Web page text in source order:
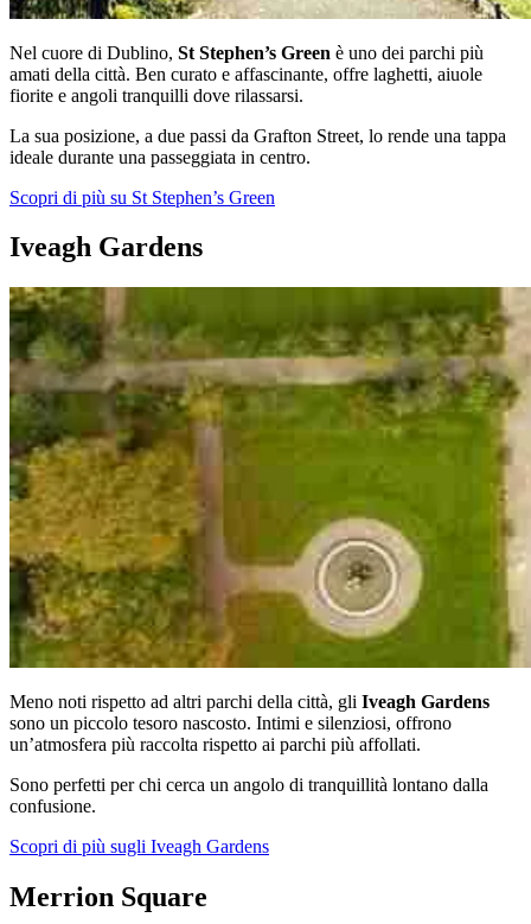
Nel cuore di Dublino, St Stephen’s Green è uno dei parchi più
amati della città. Ben curato e affascinante, offre laghetti, aiuole
fiorite e angoli tranquilli dove rilassarsi.
La sua posizione, a due passi da Grafton Street, lo rende una tappa
ideale durante una passeggiata in centro.
Scopri di più su St Stephen’s Green
Iveagh Gardens
Meno noti rispetto ad altri parchi della città, gli Iveagh Gardens
sono un piccolo tesoro nascosto. Intimi e silenziosi, offrono
un’atmosfera più raccolta rispetto ai parchi più affollati.
Sono perfetti per chi cerca un angolo di tranquillità lontano dalla
confusione.
Scopri di più sugli Iveagh Gardens
Merrion Square